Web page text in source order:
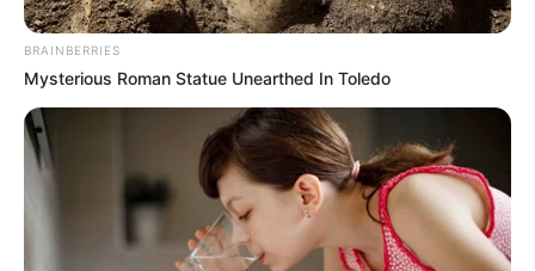
BRAINBERRIES
Mysterious Roman Statue Unearthed In Toledo